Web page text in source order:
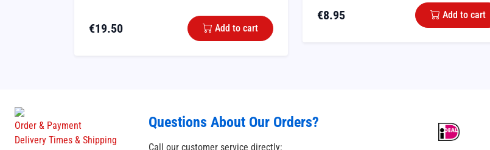
€19.50 Add to cart
€8.95 Add to cart
Order & Payment
Delivery Times & Shipping
Questions About Our Orders?
Call our customer service directly: